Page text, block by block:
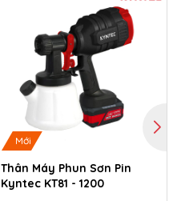
Mới
Thân Máy Phun Sơn Pin
Kyntec KT81 - 1200